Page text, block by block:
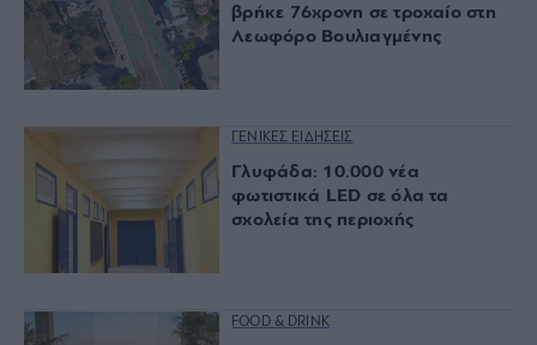
βρήκε 76χρονη σε τροχαίο στη
Λεωφόρο Βουλιαγμένης
ΓΕΝΙΚΕΣ ΕΙΔΗΣΕΙΣ
Γλυφάδα: 10.000 νέα
φωτιστικά LED σε όλα τα
σχολεία της περιοχής
FOOD & DRINK